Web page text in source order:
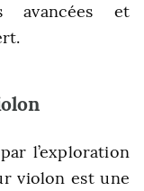
avancées et
l’exploration
violon est une